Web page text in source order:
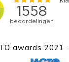
awards 2021